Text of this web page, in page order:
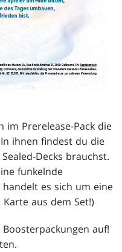
Prerelease-Pack die
ihnen findest du die
Decks brauchst.
funkelnde
es sich um eine
aus dem Set!)
auf!